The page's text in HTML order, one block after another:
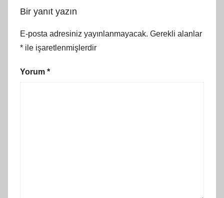
Bir yanıt yazın
E-posta adresiniz yayınlanmayacak. Gerekli alanlar
* ile işaretlenmişlerdir
Yorum *